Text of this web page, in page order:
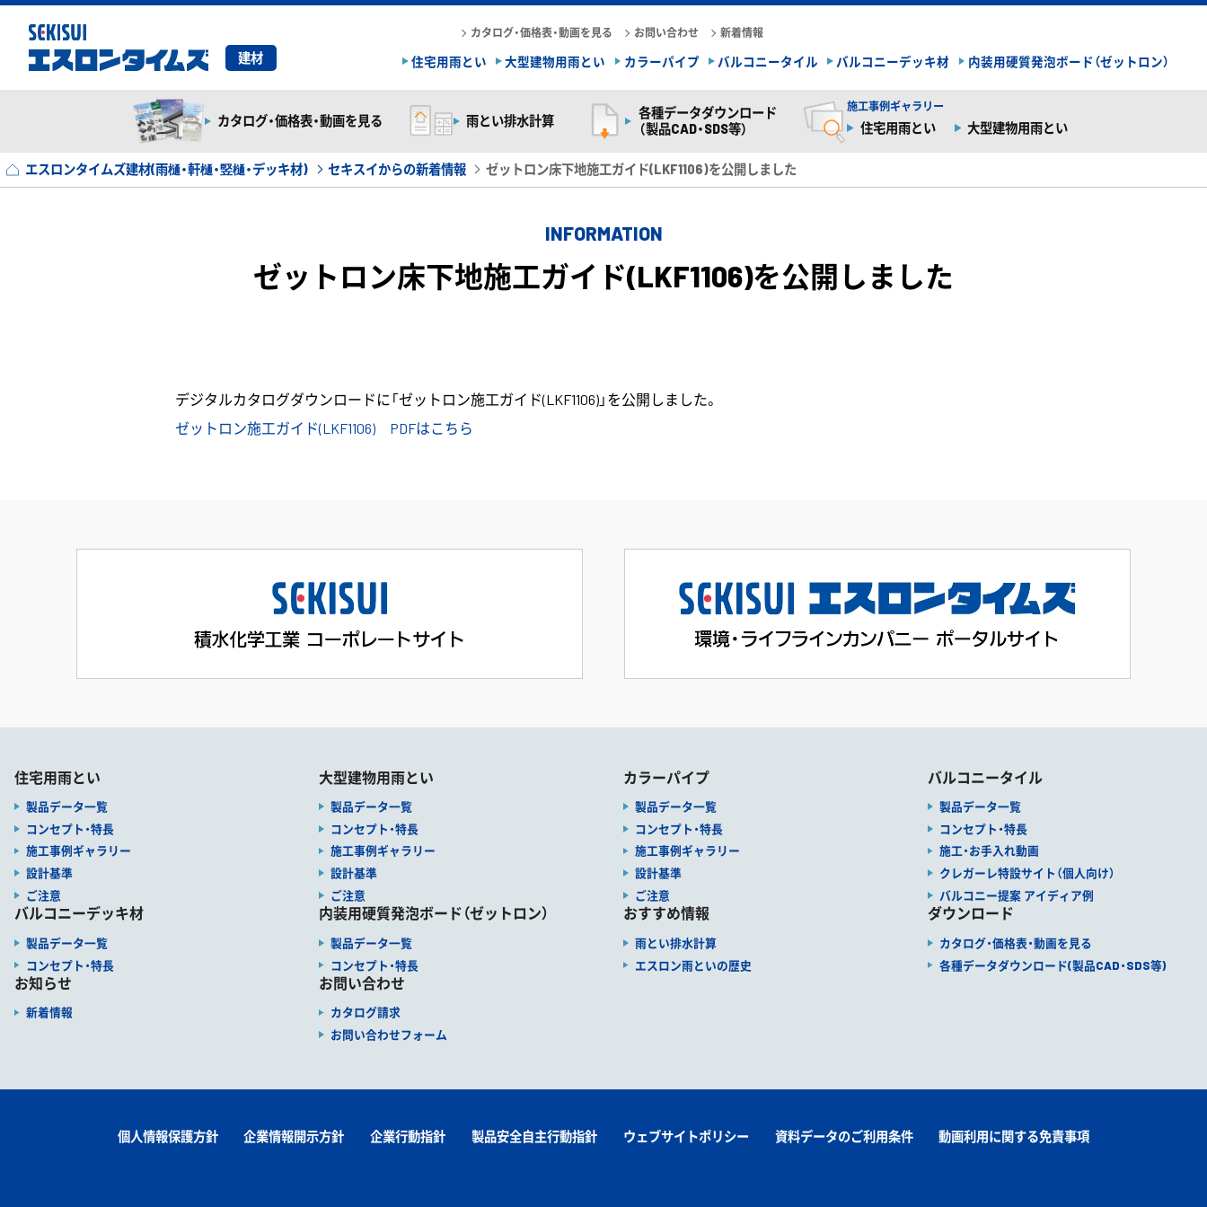
建材
カタログ・価格表・動画を見る お問い合わせ 新着情報
住宅用雨とい 大型建物用雨とい カラーパイプ バルコニータイル バルコニーデッキ材 内装用硬質発泡ボード（ゼットロン）
カタログ・価格表・動画を見る 雨とい排水計算
各種データダウンロード
（製品CAD・SDS等）
施工事例ギャラリー
住宅用雨とい 大型建物用雨とい
エスロンタイムズ建材(雨樋・軒樋・竪樋・デッキ材) セキスイからの新着情報 ゼットロン床下地施工ガイド(LKF1106)を公開しました
INFORMATION
ゼットロン床下地施工ガイド(LKF1106)を公開しました
デジタルカタログダウンロードに「ゼットロン施工ガイド(LKF1106)」を公開しました。
ゼットロン施工ガイド(LKF1106) PDFはこちら
住宅用雨とい
製品データ一覧
コンセプト・特長
施工事例ギャラリー
設計基準
ご注意
大型建物用雨とい
製品データ一覧
コンセプト・特長
施工事例ギャラリー
設計基準
ご注意
カラーパイプ
製品データ一覧
コンセプト・特長
施工事例ギャラリー
設計基準
ご注意
バルコニータイル
製品データ一覧
コンセプト・特長
施工・お手入れ動画
クレガーレ特設サイト（個人向け）
バルコニー提案 アイディア例
バルコニーデッキ材
製品データ一覧
コンセプト・特長
内装用硬質発泡ボード（ゼットロン）
製品データ一覧
コンセプト・特長
おすすめ情報
雨とい排水計算
エスロン雨といの歴史
ダウンロード
カタログ・価格表・動画を見る
各種データダウンロード(製品CAD・SDS等)
お知らせ
新着情報
お問い合わせ
カタログ請求
お問い合わせフォーム
個人情報保護方針 企業情報開示方針 企業行動指針 製品安全自主行動指針 ウェブサイトポリシー 資料データのご利用条件 動画利用に関する免責事項